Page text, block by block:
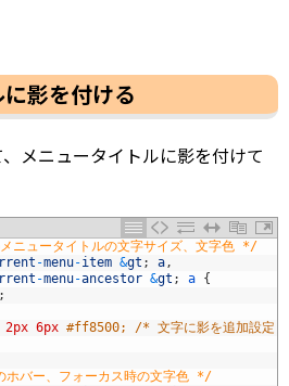
影を付ける
メニュータイトルに影を付けて
ュータイトルの文字サイズ、文字色 */
-menu-item &gt ; a ,
-menu-ancestor &gt ; a {
;
2px 6px #ff8500; /* 文字に影を追加設定
バー、フォーカス時の文字色 */